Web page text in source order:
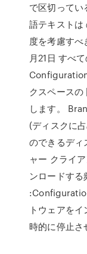
で区切ってい
語テキストは
度を考慮す
月21日 すべ
クスペース
します。
(ディスクに
のできるディ
ャー クライ
ンロードす
トウェアを
時的に停止さ